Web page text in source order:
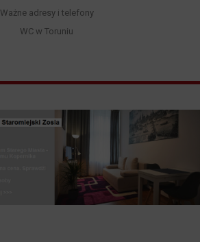
Ważne adresy i telefony
WC w Toruniu